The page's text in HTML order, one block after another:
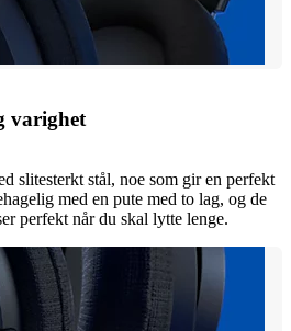
varighet
slitesterkt stål, noe som gir en perfekt
med en pute med to lag, og de
perfekt når du skal lytte lenge.